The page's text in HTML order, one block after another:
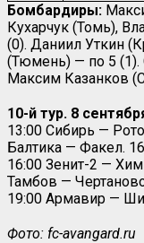
Бомбардиры:
Кухарчук (Томь),
(0). Даниил Уткин
(Тюмень) — по 5 (1).
Максим Казанков
10-й тур. 8
13:00 Сибирь —
Балтика — Факел.
16:00 Зенит-2 —
Тамбов —
19:00 Армавир —
Фото: fc-avangard.ru